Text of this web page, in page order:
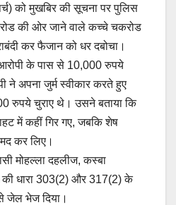
को मुखबिर की सूचना पर पुलिस
रोड की ओर जाने वाले कच्चे चकरोड
कर फैजान को धर दबोचा।
आरोपी के पास से 10,000 रुपये
ने अपना जुर्म स्वीकार करते हुए
रुपये चुराए थे। उसने बताया कि
में कहीं गिर गए, जबकि शेष
कर लिए।
मोहल्ला दहलीज, कस्बा
की धारा 303(2) और 317(2) के
जेल भेज दिया।